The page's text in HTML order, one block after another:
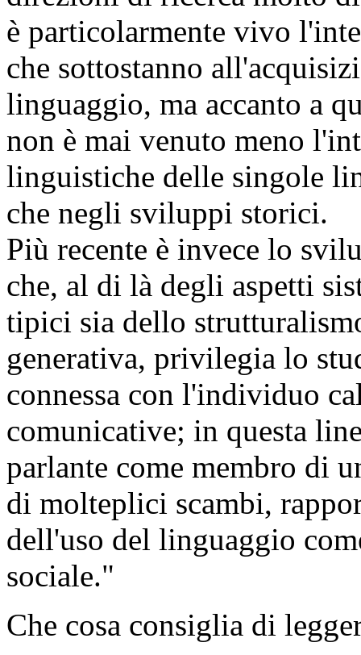
è particolarmente vivo
che sottostanno
linguaggio, ma accanto a
non è mai venuto meno
linguistiche delle singole
che negli sviluppi storici.
Più recente è invece lo
che, al di là degli aspetti
tipici sia dello
generativa, privilegia lo
connessa con l'individuo
comunicative; in questa
parlante come membro di
di molteplici scambi,
dell'uso del linguaggio
sociale."
Che cosa consiglia di